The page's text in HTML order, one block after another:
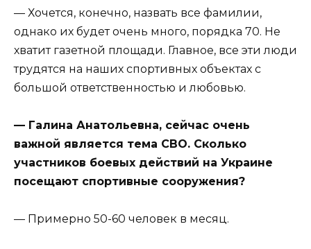
— Хочется, конечно, назвать все фамилии,
однако их будет очень много, порядка 70. Не
хватит газетной площади. Главное, все эти люди
трудятся на наших спортивных объектах с
большой ответственностью и любовью.
— Галина Анатольевна, сейчас очень
важной является тема СВО. Сколько
участников боевых действий на Украине
посещают спортивные сооружения?
— Примерно 50-60 человек в месяц.